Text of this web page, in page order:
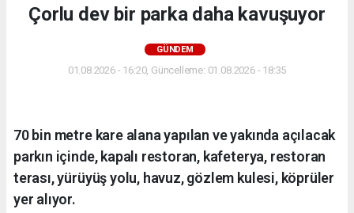
Çorlu dev bir parka daha kavuşuyor
GÜNDEM
01.08.2026 - 16:20, Güncelleme: 01.08.2026 - 18:35
70 bin metre kare alana yapılan ve yakında açılacak
parkın içinde, kapalı restoran, kafeterya, restoran
terası, yürüyüş yolu, havuz, gözlem kulesi, köprüler
yer alıyor.